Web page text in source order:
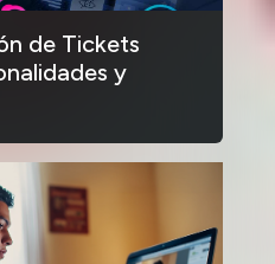
de Tickets
y